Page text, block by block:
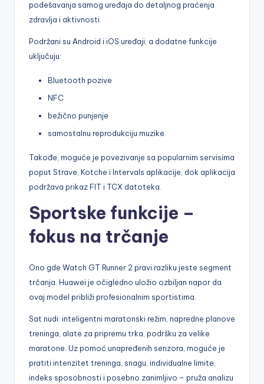
podešavanja samog uređaja do detaljnog praćenja
zdravlja i aktivnosti.
Podržani su Android i iOS uređaji, a dodatne funkcije
uključuju:
Bluetooth pozive
NFC
bežično punjenje
samostalnu reprodukciju muzike
Takođe, moguće je povezivanje sa popularnim servisima
poput Strave, Kotche i Intervals aplikacije, dok aplikacija
podržava prikaz FIT i TCX datoteka.
Sportske funkcije –
fokus na trčanje
Ono gde Watch GT Runner 2 pravi razliku jeste segment
trčanja. Huawei je očigledno uložio ozbiljan napor da
ovaj model približi profesionalnim sportistima.
Sat nudi: inteligentni maratonski režim, napredne planove
treninga, alate za pripremu trka, podršku za velike
maratone. Uz pomoć unapređenih senzora, moguće je
pratiti intenzitet treninga, snagu, individualne limite,
indeks sposobnosti i posebno zanimljivo – pruža analizu